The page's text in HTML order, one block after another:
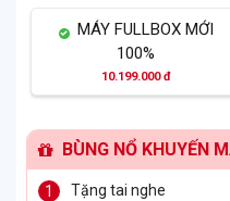
MÁY FULLBOX MỚI
100%
10.199.000 đ
BÙNG NỔ KHUYẾN
Tặng tai nghe